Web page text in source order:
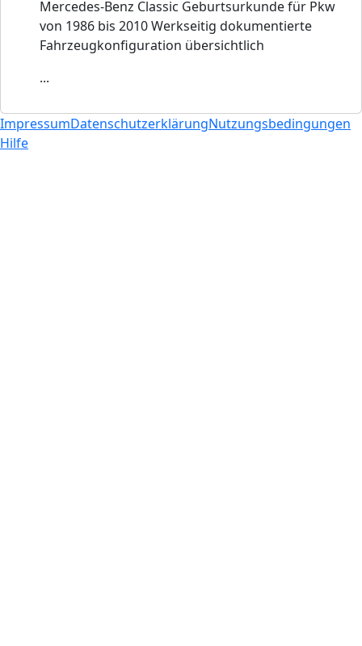
Mercedes-Benz Classic Geburtsurkunde für Pkw
von 1986 bis 2010 Werkseitig dokumentierte
Fahrzeugkonfiguration übersichtlich
...
ImpressumDatenschutzerklärungNutzungsbedingungen
Hilfe